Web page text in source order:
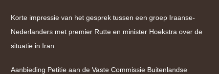
Korte impressie van het gesprek tussen een groep Iraanse-
Nederlanders met premier Rutte en minister Hoekstra over de
situatie in Iran
Aanbieding Petitie aan de Vaste Commissie Buitenlandse